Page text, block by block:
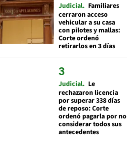
Judicial Familiares
cerraron acceso
vehicular a su casa
con pilotes y mallas:
Corte ordenó
retirarlos en 3 días
Judicial Le
rechazaron licencia
por superar 338 días
de reposo: Corte
ordenó pagarla por no
considerar todos sus
antecedentes